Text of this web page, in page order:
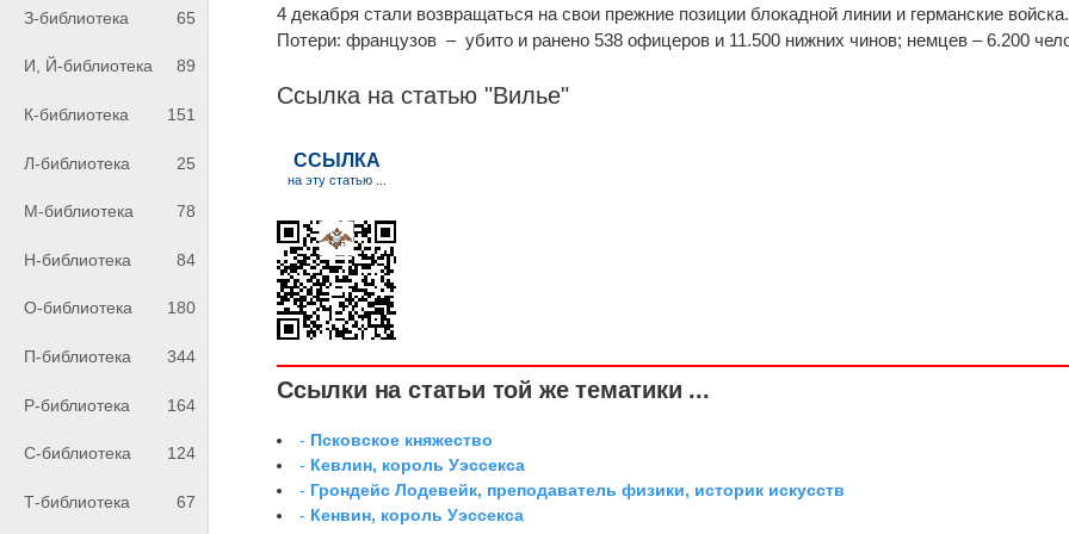
З-библиотека 65
И, Й-библиотека 89
К-библиотека 151
Л-библиотека 25
М-библиотека 78
Н-библиотека 84
О-библиотека 180
П-библиотека 344
Р-библиотека 164
С-библиотека 124
Т-библиотека 67
4 декабря стали возвращаться на свои прежние позиции блокадной линии и германские войска.
Потери: французов – убито и ранено 538 офицеров и 11.500 нижних чинов; немцев – 6.200
Ссылка на статью "Вилье"
Ссылки на статьи той же тематики ...
- Псковское княжество
- Кевлин, король Уэссекса
- Грондейс Лодевейк, преподаватель физики, историк искусств
- Кенвин, король Уэссекса